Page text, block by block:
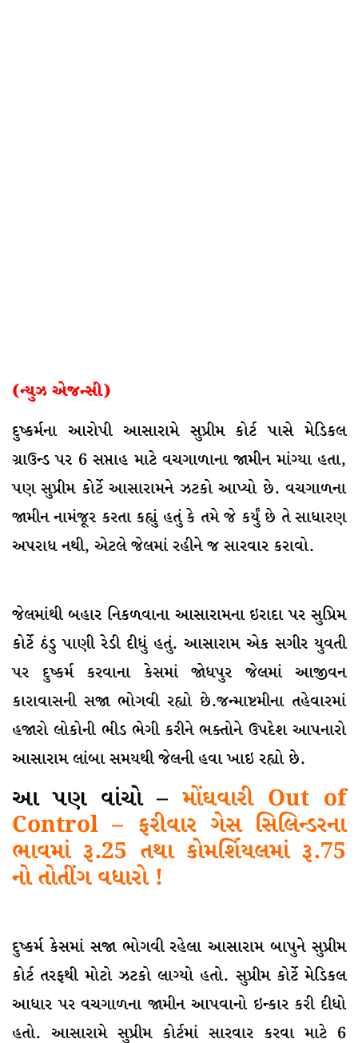
(ન્યુઝ એજન્સી)
દુષ્કર્મના આરોપી આસારામે સુપ્રીમ કોર્ટ પાસે મેડિકલ
ગ્રાઉન્ડ પર 6 સપ્તાહ માટે વચગાળાના જામીન માંગ્યા હતા,
પણ સુપ્રીમ કોર્ટે આસારામને ઝટકો આપ્યો છે. વચગાળના
જામીન નામંજૂર કરતા કહ્યું હતું કે તમે જે કર્યું છે તે સાધારણ
અપરાધ નથી, એટલે જેલમાં રહીને જ સારવાર કરાવો.
જેલમાંથી બહાર નિકળવાના આસારામના ઇરાદા પર સુપ્રિમ
કોર્ટે ઠંડુ પાણી રેડી દીધું હતું. આસારામ એક સગીર યુવતી
પર દુષ્કર્મ કરવાના કેસમાં જાેધપુર જેલમાં આજીવન
કારાવાસની સજા ભોગવી રહ્યો છે.જન્માષ્ટમીના તહેવારમાં
હજારો લોકોની ભીડ ભેગી કરીને ભક્તોને ઉપદેશ આપનારો
આસારામ લાંબા સમયથી જેલની હવા ખાઇ રહ્યો છે.
આ પણ વાંચો – મોંઘવારી Out of
Control – ફરીવાર ગેસ સિલિન્ડરના
ભાવમાં રૂ.25 તથા કોમર્શિયલમાં રૂ.75
નો તોતીંગ વધારો !
દુષ્કર્મ કેસમાં સજા ભોગવી રહેલા આસારામ બાપુને સુપ્રીમ
કોર્ટ તરફથી મોટો ઝટકો લાગ્યો હતો. સુપ્રીમ કોર્ટે મેડિકલ
આધાર પર વચગાળના જામીન આપવાનો ઇન્કાર કરી દીધો
હતો. આસારામે સુપ્રીમ કોર્ટમાં સારવાર કરવા માટે 6